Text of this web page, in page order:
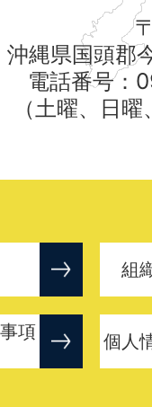
沖縄県国頭郡
電話番号：
（土曜、日
組
項
個人